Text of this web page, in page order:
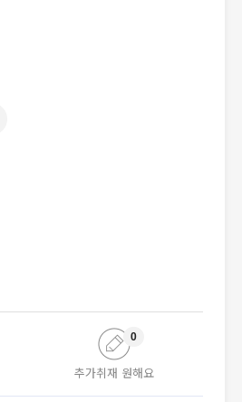
추가취재 원해요
0